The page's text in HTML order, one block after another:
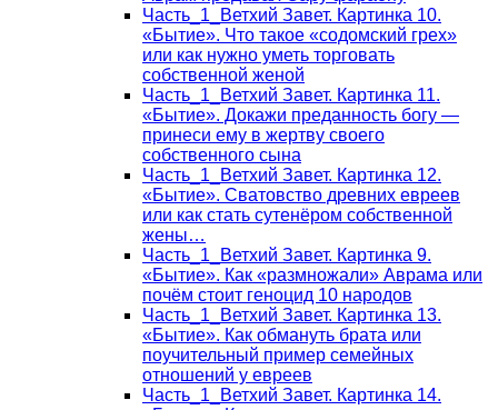
Часть_1_Ветхий Завет. Картинка 10.
«Бытие». Что такое «содомский грех»
или как нужно уметь торговать
собственной женой
Часть_1_Ветхий Завет. Картинка 11.
«Бытие». Докажи преданность богу —
принеси ему в жертву своего
собственного сына
Часть_1_Ветхий Завет. Картинка 12.
«Бытие». Сватовство древних евреев
или как стать сутенёром собственной
жены…
Часть_1_Ветхий Завет. Картинка 9.
«Бытие». Как «размножали» Аврама или
почём стоит геноцид 10 народов
Часть_1_Ветхий Завет. Картинка 13.
«Бытие». Как обмануть брата или
поучительный пример семейных
отношений у евреев
Часть_1_Ветхий Завет. Картинка 14.